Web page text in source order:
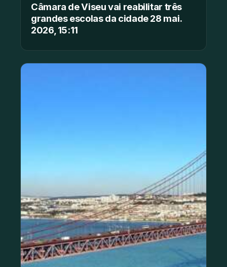
Câmara de Viseu vai reabilitar três
grandes escolas da cidade 28 mai.
2026, 15:11